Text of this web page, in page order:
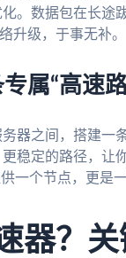
。数据包在长途
升级，于事无补。
属“高速
器之间，搭建一
稳定的路径，让
一个节点，更是
器？